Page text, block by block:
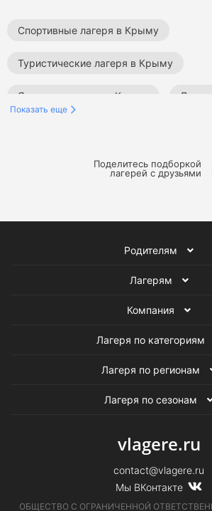
Спортивные лагеря в Крыму
Туристические лагеря в Крыму
Языковые лагеря в Крыму
Показать еще
Поделитесь подборкой
лагерей с друзьями
Родителям
Лагерям
Компания
Лагеря по категориям
Лагеря по регионам
Лагеря по сезонам
vlagere.ru
contact@vlagere.ru
Мы ВКонтакте
ОБЩЕСТВО С ОГРАНИЧЕННОЙ